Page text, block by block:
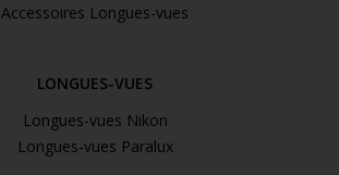
Accessoires Longues-vues
LONGUES-VUES
Longues-vues Nikon
Longues-vues Paralux